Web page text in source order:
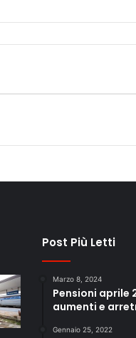
Post Più Letti
Marzo 8, 2024
Pensioni aprile
aumenti e
Gennaio 25, 2022